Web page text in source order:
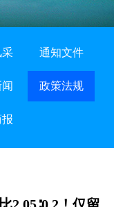
采 通知文件
政策法规